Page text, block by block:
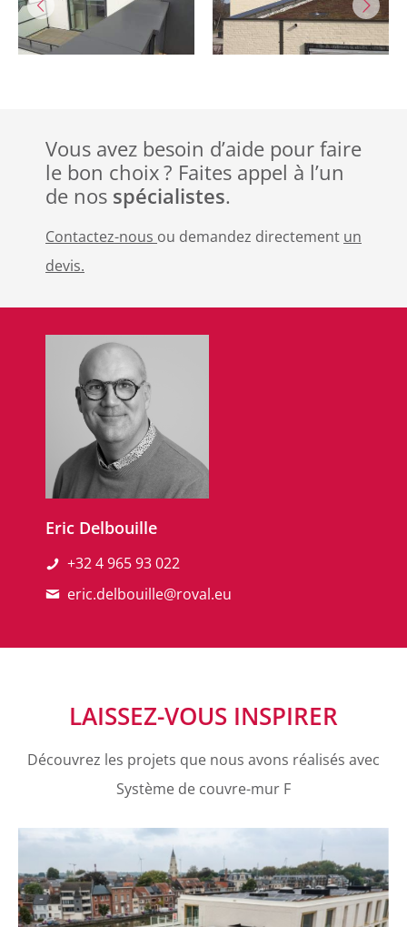
Vous avez besoin d’aide pour faire
le bon choix ? Faites appel à l’un
de nos spécialistes.
Contactez-nous ou demandez directement un
devis.
Eric Delbouille
+32 4 965 93 022
eric.delbouille@roval.eu
LAISSEZ-VOUS INSPIRER
Découvrez les projets que nous avons réalisés avec
Système de couvre-mur F